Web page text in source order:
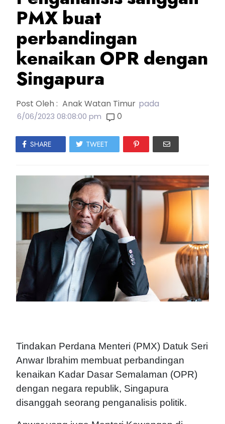
PMX buat
perbandingan
kenaikan OPR dengan
Singapura
Post Oleh : Anak Watan Timur pada
6/06/2023 08:08:00 pm 0
SHARE TWEET
Tindakan Perdana Menteri (PMX) Datuk Seri
Anwar Ibrahim membuat perbandingan
kenaikan Kadar Dasar Semalaman (OPR)
dengan negara republik, Singapura
disanggah seorang penganalisis politik.